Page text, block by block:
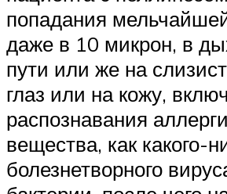
попадания
даже в 10 микрон, в
пути или же на
глаз или на кожу,
распознавания
вещества, как какого-
болезнетворного